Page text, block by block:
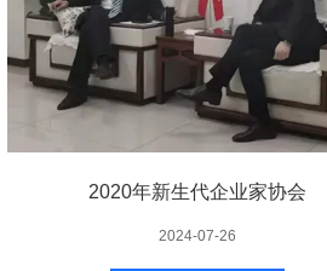
2020年新生代企业家协会
2024-07-26